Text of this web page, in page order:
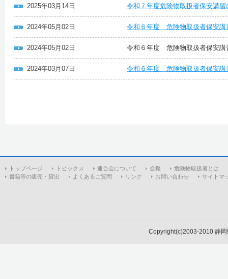
2025年03月14日 令和７年度危険物取扱者保安講習
2024年05月02日 令和６年度 危険物取扱者保安講
2024年05月02日 令和６年度 危険物取扱者保安講
2024年03月07日 令和６年度 危険物取扱者保安講
トップページ トピックス 連合会について 会報
危険物取扱者とは
書籍等の販売・貸出
よくあるご質問 リンク お問い合わせ サイトマ
Copyright(c)2003-2010 静